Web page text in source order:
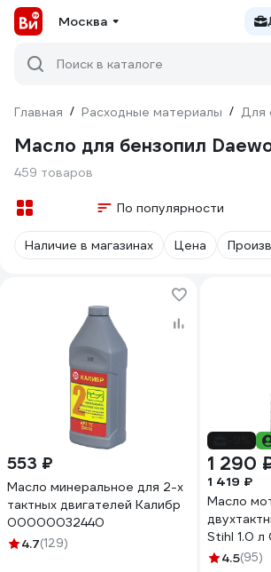
Москва
Поиск в каталоге
Главная / Расходные материалы / Для
Масло для бензопил
459 товаров
По популярности
Наличие в магазинах Цена
553 ₽
Масло минеральное для 2-х
тактных двигателей Калибр
00000032440
4.7(129)
1 290
1 419 ₽
Масло
Stihl 1.0 л
4.5(95)